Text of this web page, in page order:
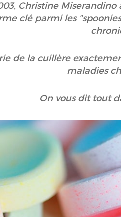
Christine
clé parmi les
de la cuillère
maladies
On vous dit tout